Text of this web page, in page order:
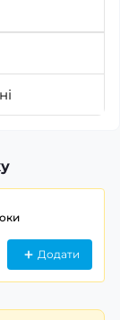
Додати